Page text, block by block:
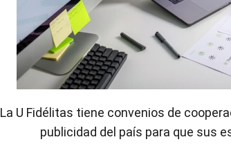
La U Fidélitas tiene convenios de
publicidad del país para que sus